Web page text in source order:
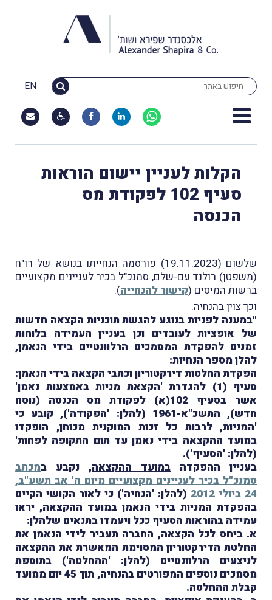
EN
הקלות לעניין יישום הוראות
סעיף 102 לפקודת מס
הכנסה
שלשום (19.11.2023) פורסמה הנחייתו בנושא של רו"ח
(משפטן) רולנד עם-שלם, סמנכ"ל בכיר לעניינים מקצועיים
ברשות המיסים (קישור להנחייה).
וכך צוין בהנחיה:
"במענה לפניות בנוגע להגשת תוכניות הקצאה חדשות
של אופציות לעובדים וכן בעניין העמידה בלוחות
זמנים להפקדת המסמכים הרלוונטיים בידי הנאמן,
להלן מספר הנחיות:
הפקדת החלטות דירקטוריון וכתבי הקצאה בידי הנאמן:
סעיף (1) להגדרת 'הקצאת מניות באמצעות נאמן'
אשר בסעיף 102(א) לפקודת מס הכנסה (נוסח
חדש), התשכ"א-1961 (להלן: 'הפקודה'), קובע כי
'המניות, לרבות כל זכות המוקנית מכוחן, הופקדו
במועד ההקצאה בידי נאמן עד תום התקופה לפחות'
(להלן: 'הסעיף').
בעניין ההפקדה במועד ההקצאה, נקבע במכתב
סמנכ"ל בכיר לעניינים מקצועיים מיום ה' אב תשע"ב,
24 ביולי 2012
(להלן: 'הנחיה') כי לאור הקושי הקיים
בהפקדת המניות בידי הנאמן במועד ההקצאה, יראו
עמידה בהוראות הסעיף ככל ויעמדו בתנאים שלהלן:
א. ביחס לכל הקצאה, החברה תעביר לידי הנאמן את
החלטת הדירקטוריון המסוימת המאשרת את ההקצאה
לניצעים הרלוונטיים (להלן: 'ההחלטה') בתוספת
מסמכים נוספים המפורטים בהנחיה, תוך 45 יום ממועד
קבלת ההחלטה.